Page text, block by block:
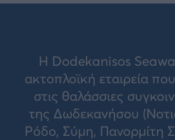
Η Dodekanisos
ακτοπλοϊκή εταιρεία
στις θαλάσσιες
της Δωδεκανήσου
Ρόδο, Σύμη, Πανορμίτη